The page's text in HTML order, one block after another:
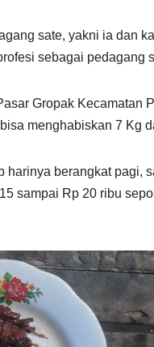
sate, yakni ia dan
sebagai pedagang
Gropak Kecamatan
menghabiskan 7 Kg
berangkat pagi,
sampai Rp 20 ribu